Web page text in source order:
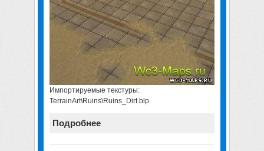
Импортируемые текстуры:
TerrainArt\Ruins\Ruins_Dirt.blp
Подробнее